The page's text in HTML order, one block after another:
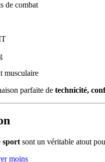
de combat
musculaire
parfaite de technicité,
sport sont un véritable atout
moins